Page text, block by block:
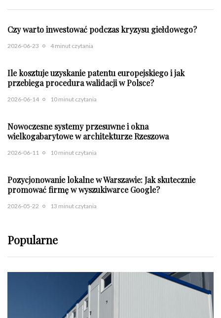
Czy warto inwestować podczas kryzysu giełdowego?
2026-06-23 4 minut czytania
Ile kosztuje uzyskanie patentu europejskiego i jak
przebiega procedura walidacji w Polsce?
2026-06-14 10 minut czytania
Nowoczesne systemy przesuwne i okna
wielkogabarytowe w architekturze Rzeszowa
2026-06-11 10 minut czytania
Pozycjonowanie lokalne w Warszawie: Jak skutecznie
promować firmę w wyszukiwarce Google?
2026-05-22 13 minut czytania
Popularne